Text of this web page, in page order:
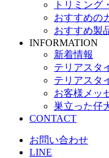
トリミング
おすすめの
おすすめ製
INFORMATION
新着情報
テリアスタ
テリアスタ
お客様メッ
巣立った仔
CONTACT
お問い合わせ
LINE